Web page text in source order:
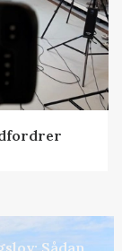
Sådan